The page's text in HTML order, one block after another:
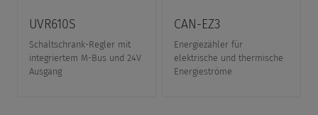
UVR610S
Schaltschrank-Regler mit
integriertem M-Bus und 24V
Ausgang
CAN-EZ3
Energiezähler für
elektrische und thermische
Energieströme